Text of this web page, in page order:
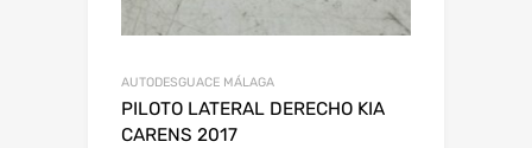
AUTODESGUACE MÁLAGA
PILOTO LATERAL DERECHO KIA
CARENS 2017